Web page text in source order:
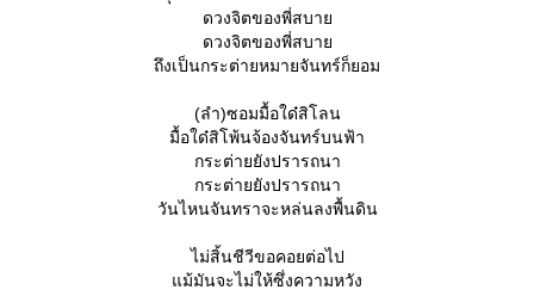
ดวงจิตของพี่สบา
ดวงจิตของพี่สบา
ถึงเป็นกระต่ายหมายจันทร์ก็ยอม
(ลำ)ซอมมื้อใด๋สิโลน
มื้อใด๋สิโพ้นจ้องจันทร์บนฟ้า
กระต่ายยังปรารถนา
กระต่ายยังปรารถนา
วันไหนจันทราจะหล่นลงพื้นดิน
ไม่สิ้นชีวีขอคอยต่อไป
ม้มันจะไม่ให้ซึ่งความหวัง